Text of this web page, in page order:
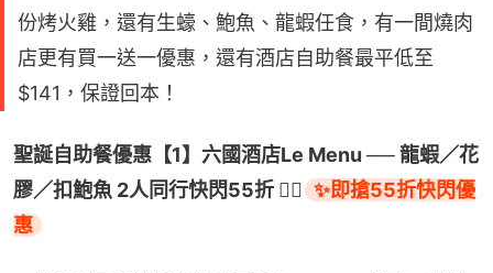
份烤火雞，還有生蠔、鮑魚、龍蝦任食，有一間燒肉
店更有買一送一優惠，還有酒店自助餐最平低至
$141，保證回本！
聖誕自助餐優惠【1】六國酒店Le Menu ── 龍蝦／花
膠／扣鮑魚 2人同行快閃55折 👉🏻 ✨即搶55折快閃優
惠